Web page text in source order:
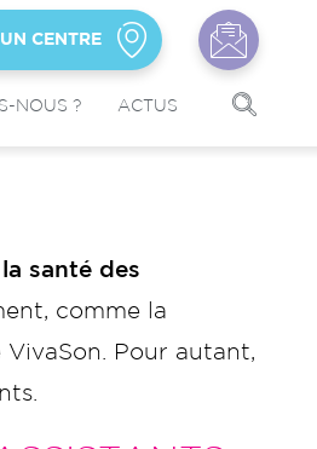
NOUS ? ACTUS
CENTRE
santé des
comme la
Pour autant,